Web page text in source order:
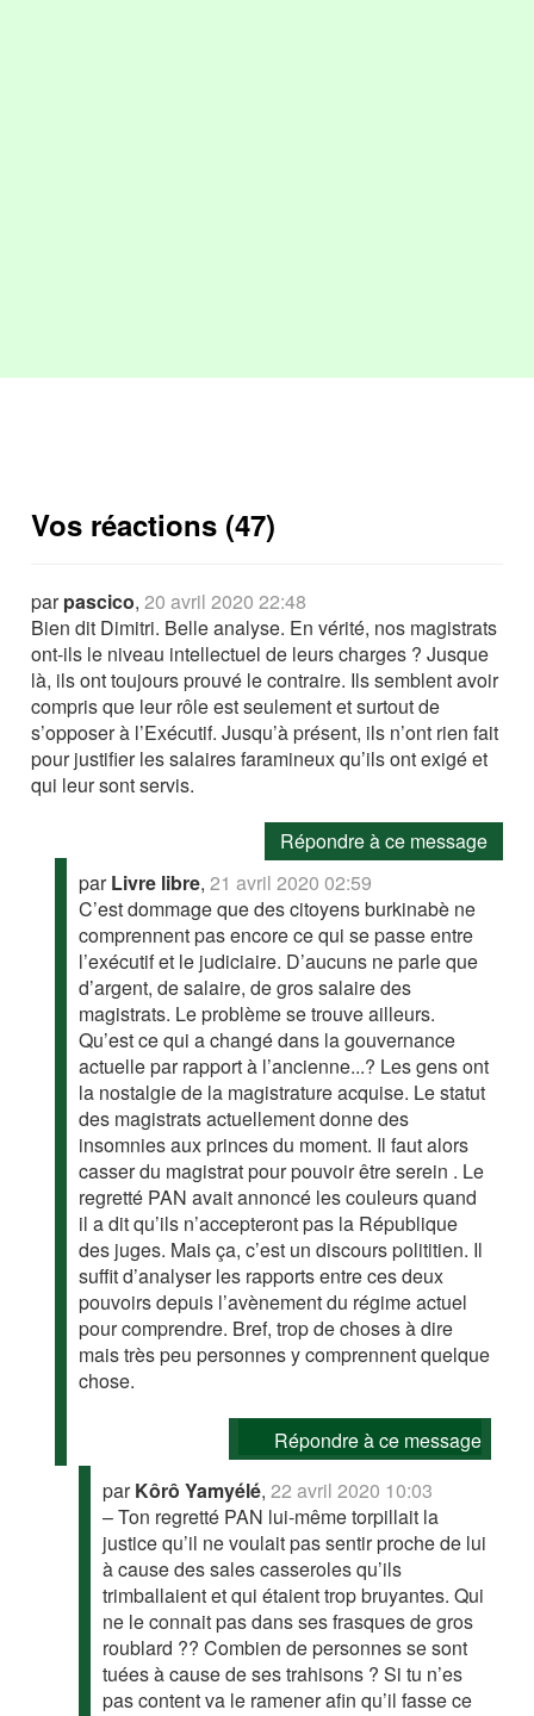
Vos réactions (47)
parpascico,20 avril 2020 22:48
Bien dit Dimitri. Belle analyse. En vérité, nos magistrats
ont-ils le niveau intellectuel de leurs charges ? Jusque
là, ils ont toujours prouvé le contraire. Ils semblent avoir
compris que leur rôle est seulement et surtout de
s’opposer à l’Exécutif. Jusqu’à présent, ils n’ont rien fait
pour justifier les salaires faramineux qu’ils ont exigé et
qui leur sont servis.
Répondre à ce message
parLivre libre,21 avril 2020 02:59
C’est dommage que des citoyens burkinabè ne
comprennent pas encore ce qui se passe entre
l’exécutif et le judiciaire. D’aucuns ne parle que
d’argent, de salaire, de gros salaire des
magistrats. Le problème se trouve ailleurs.
Qu’est ce qui a changé dans la gouvernance
actuelle par rapport à l’ancienne...? Les gens ont
la nostalgie de la magistrature acquise. Le statut
des magistrats actuellement donne des
insomnies aux princes du moment. Il faut alors
casser du magistrat pour pouvoir être serein . Le
regretté PAN avait annoncé les couleurs quand
il a dit qu’ils n’accepteront pas la République
des juges. Mais ça, c’est un discours polititien. Il
suffit d’analyser les rapports entre ces deux
pouvoirs depuis l’avènement du régime actuel
pour comprendre. Bref, trop de choses à dire
mais très peu personnes y comprennent quelque
chose.
Répondre à ce message
parKôrô Yamyélé,22 avril 2020 10:03
– Ton regretté PAN lui-même torpillait la
justice qu’il ne voulait pas sentir proche de lui
à cause des sales casseroles qu’ils
trimballaient et qui étaient trop bruyantes. Qui
ne le connait pas dans ses frasques de gros
roublard ?? Combien de personnes se sont
tuées à cause de ses trahisons ? Si tu n’es
pas content va le ramener afin qu’il fasse ce